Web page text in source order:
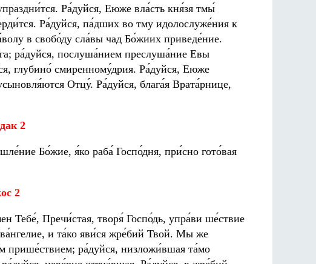
Ра́дуйся, Еюже вла́сть кня́зя тмы́
Ра́дуйся, па́дших во тму идолослуже́ния к
в свобо́ду сла́вы чад Бо́жиих приведе́ние.
ра́дуйся, послуша́нием преслуша́ние Евы
глубино́ смиренному́дрия. Ра́дуйся, Еюже
Отцу́. Ра́дуйся, блага́я Врата́рнице,
2
Бо́жие, я́ко раба́ Госпо́дня, при́сно гото́вая
2
Тебе́, Пречи́стая, творя́ Госпо́дь, упра́ви ше́ствие
и та́ко яви́ся жре́бий Твой. Мы же
прише́ствием; ра́дуйся, низложи́вшая та́мо